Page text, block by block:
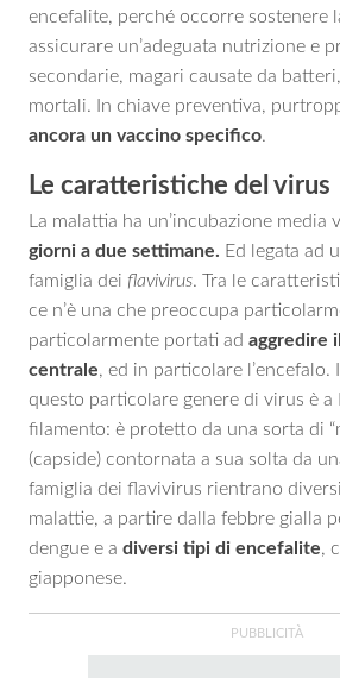
encefalite, perché occorre sostenere
assicurare un’adeguata nutrizione e
secondarie, magari causate da
mortali. In chiave preventiva,
ancora un vaccino specifico.
Le caratteristiche del virus
La malattia ha un’incubazione media
giorni a due settimane. Ed legata ad
famiglia dei flavivirus. Tra le
ce n’è una che preoccupa
particolarmente portati ad aggredire
centrale, ed in particolare l’encefalo.
questo particolare genere di virus è a
filamento: è protetto da una sorta di
(capside) contornata a sua solta da
famiglia dei flavivirus rientrano
malattie, a partire dalla febbre gialla
dengue e a diversi tipi di encefalite,
giapponese.